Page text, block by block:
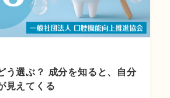
う選ぶ？ 成分を知ると、自分
見えてくる